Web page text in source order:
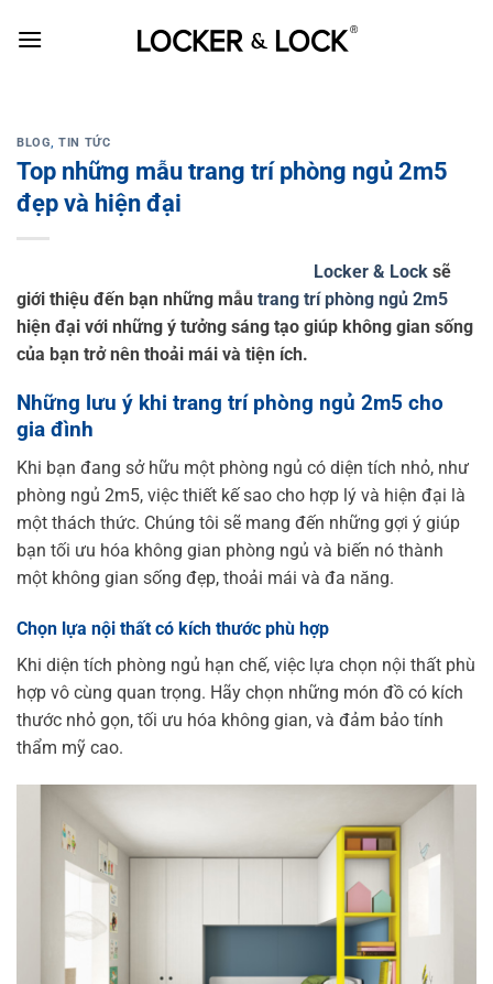
BLOG,TIN TỨC
Top những mẫu trang trí phòng ngủ 2m5
đẹp và hiện đại
Locker & Lock sẽ
giới thiệu đến bạn những mẫu trang trí phòng ngủ 2m5
hiện đại với những ý tưởng sáng tạo giúp không gian sống
của bạn trở nên thoải mái và tiện ích.
Những lưu ý khi trang trí phòng ngủ 2m5 cho
gia đình
Khi bạn đang sở hữu một phòng ngủ có diện tích nhỏ, như
phòng ngủ 2m5, việc thiết kế sao cho hợp lý và hiện đại là
một thách thức. Chúng tôi sẽ mang đến những gợi ý giúp
bạn tối ưu hóa không gian phòng ngủ và biến nó thành
một không gian sống đẹp, thoải mái và đa năng.
Chọn lựa nội thất có kích thước phù hợp
Khi diện tích phòng ngủ hạn chế, việc lựa chọn nội thất phù
hợp vô cùng quan trọng. Hãy chọn những món đồ có kích
thước nhỏ gọn, tối ưu hóa không gian, và đảm bảo tính
thẩm mỹ cao.